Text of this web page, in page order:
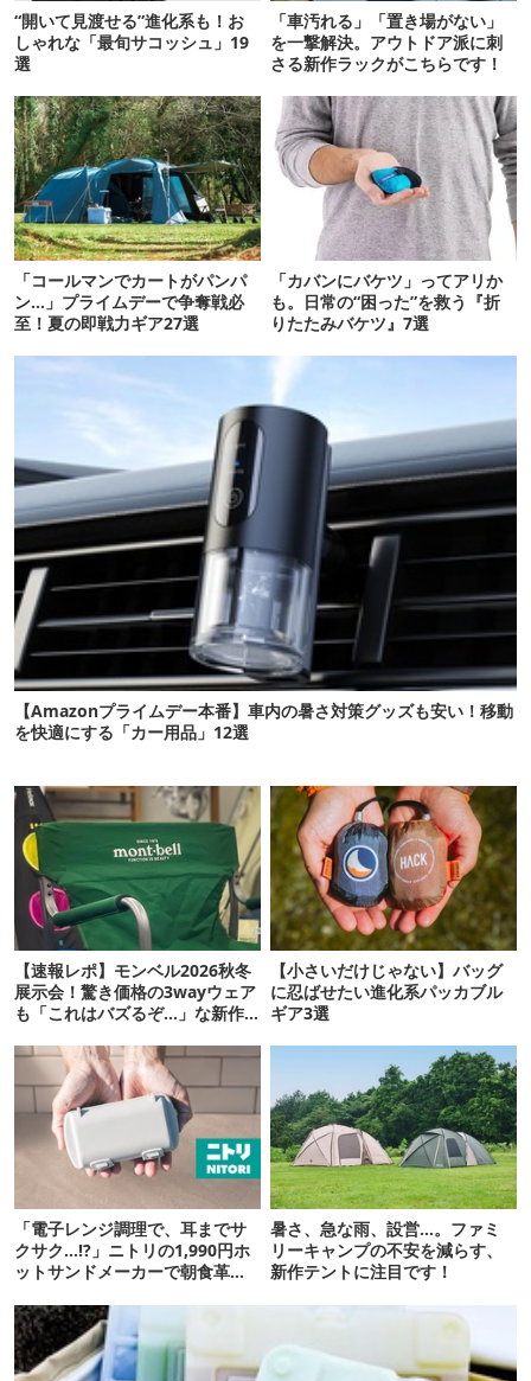
“開いて見渡せる”進化系も！お
しゃれな「最旬サコッシュ」19
選
「車汚れる」「置き場がない」
を一撃解決。アウトドア派に刺
さる新作ラックがこちらです！
「コールマンでカートがパンパ
ン…」プライムデーで争奪戦必
至！夏の即戦力ギア27選
「カバンにバケツ」ってアリか
も。日常の“困った”を救う『折
りたたみバケツ』7選
【Amazonプライムデー本番】車内の暑さ対策グッズも安い！移動
を快適にする「カー用品」12選
【速報レポ】モンベル2026秋冬
展示会！驚き価格の3wayウェア
も「これはバズるぞ…」な新作
【小さいだけじゃない】バッグ
に忍ばせたい進化系パッカブル
ギア3選
「電子レンジ調理で、耳までサ
クサク…!?」ニトリの1,990円ホ
ットサンドメーカーで朝食革命
暑さ、急な雨、設営…。ファミ
リーキャンプの不安を減らす、
新作テントに注目です！